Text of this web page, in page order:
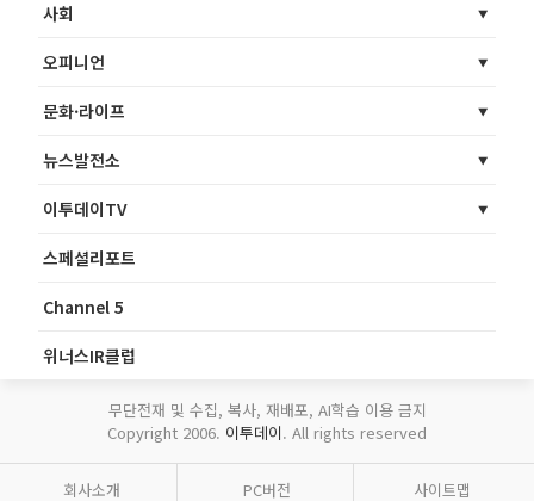
사회
오피니언
문화·라이프
뉴스발전소
이투데이TV
스페셜리포트
Channel 5
위너스IR클럽
무단전재 및 수집, 복사, 재배포, AI학습 이용 금지
Copyright 2006. 이투데이. All rights reserved
회사소개 PC버전 사이트맵